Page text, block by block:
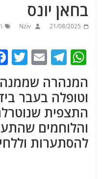
בחאן יונס
21/08/2025
Nziv
W
at
s
A
p
p
T
e
g
ra
m
E
ai
l
T
המנהרה שממנה
וטופלה בעבר
התצפית
והלוחמים
להסתערות